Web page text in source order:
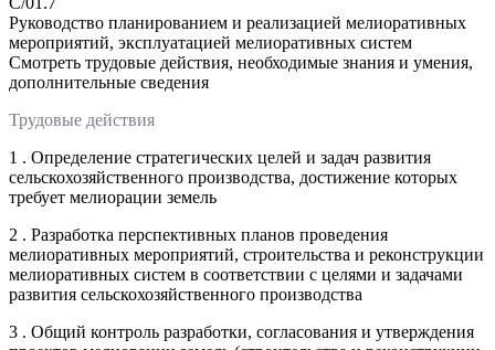
Руководство планированием и реализацией мелиоративных
мероприятий, эксплуатацией мелиоративных систем
Смотреть трудовые действия, необходимые знания и умения,
дополнительные сведения
Трудовые действия
1 . Определение стратегических целей и задач развития
сельскохозяйственного производства, достижение которых
требует мелиорации земель
2 . Разработка перспективных планов проведения
мелиоративных мероприятий, строительства и реконструкции
мелиоративных систем в соответствии с целями и задачами
развития сельскохозяйственного производства
3 . Общий контроль разработки, согласования и утверждения